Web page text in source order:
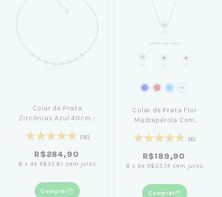
Colar de Prata
Zircônias Azul 40cm -
(16)
R$284,90
8 x de R$35,61 sem juros
Comprar
+1
Colar de Prata Flor
Madrepérola Com
(6)
R$189,90
8 x de R$23,74 sem juros
Comprar